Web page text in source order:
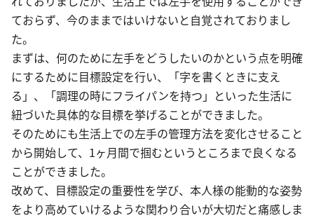
ておらず、今のままではいけないと自覚されておりまし
た。
まずは、何のために左手をどうしたいのかという点を明確
にするために目標設定を行い、「字を書くときに支え
る」、「調理の時にフライパンを持つ」といった生活に
紐づいた具体的な目標を挙げることができました。
そのためにも生活上での左手の管理方法を変化させること
から開始して、1ヶ月間で掴むというところまで良くなる
ことができました。
改めて、目標設定の重要性を学び、本人様の能動的な姿勢
をより高めていけるような関わり合いが大切だと痛感しま